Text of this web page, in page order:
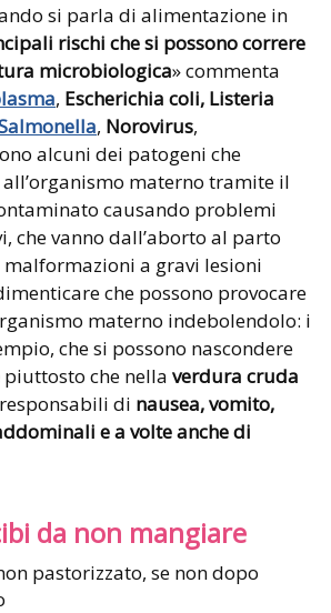
si parla di alimentazione in
rischi che si possono correre
microbiologica» commenta
, Escherichia coli, Listeria
, Norovirus,
alcuni dei patogeni che
materno tramite il
causando problemi
che vanno dall’aborto al parto
a gravi lesioni
che possono provocare
materno indebolendolo: i
che si possono nascondere
piuttosto che nella verdura cruda
di nausea, vomito,
e a volte anche di
da non mangiare
pastorizzato, se non dopo